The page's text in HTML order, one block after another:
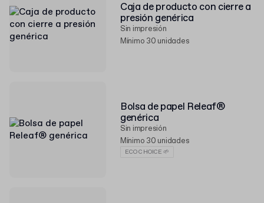
Caja de producto con cierre a
presión genérica
Sin impresión
Mínimo 30 unidades
Bolsa de papel Releaf®
genérica
Sin impresión
Mínimo 30 unidades
ECO CHOICE 🌱